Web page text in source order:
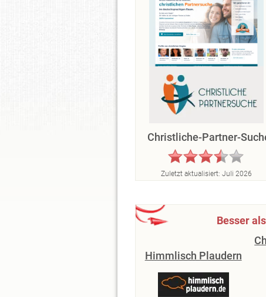
Christliche-Partner-
Zuletzt aktualisiert: Juli 2026
Besser
Himmlisch Plaudern